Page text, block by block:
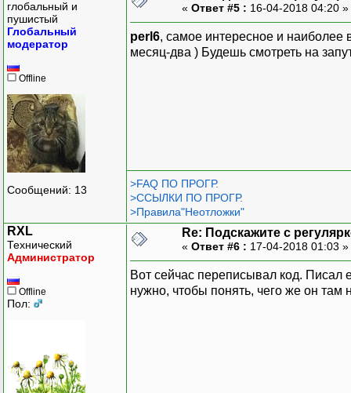
глобальный и
пушистый
Глобальный
модератор
Offline
Сообщений: 13
« Ответ #5 : 16-04-2018 04:20 »
perl6, самое интересное и наиболее
месяц-два ) Будешь смотреть на
>FAQ ПО ПРОГР.
>ССЫЛКИ ПО ПРОГР.
>Правила"Неотложки"
RXL
Технический
Администратор
Offline
Пол:
Re: Подскажите с
« Ответ #6 : 17-04-2018 01:03 »
Вот сейчас переписывал код. Писал
нужно, чтобы понять, чего же он там